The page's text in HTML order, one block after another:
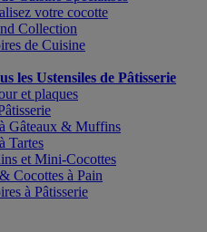
votre cocotte
Collection
de Cuisine
les Ustensiles de Pâtisserie
et plaques
Gâteaux & Muffins
Tartes
et Mini-Cocottes
Cocottes à Pain
à Pâtisserie